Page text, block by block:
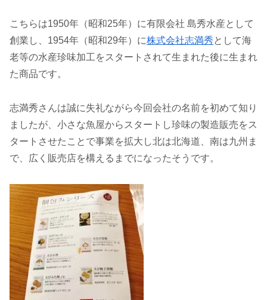
こちらは1950年（昭和25年）に有限会社 島秀水産として
創業し、1954年（昭和29年）に株式会社志満秀として海
老等の水産珍味加工をスタートされて生まれた後に生まれ
た商品です。
志満秀さんは誠に失礼ながら今回会社の名前を初めて知り
ましたが、小さな魚屋からスタートし珍味の製造販売をス
タートさせたことで事業を拡大し北は北海道、南は九州ま
で、広く販売店を構えるまでになったそうです。